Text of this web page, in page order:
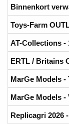
Binnenkort
Toys-Farm
AT-Collections -
ERTL / Britains
MarGe Models -
MarGe Models -
Replicagri 2026